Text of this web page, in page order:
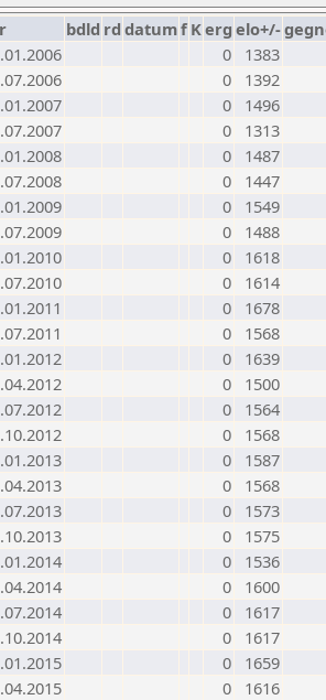
bdld rd datumf Kerg elo+/-
0
1383
0
1392
0
1496
0
1313
0
1487
0
1447
0
1549
0
1488
0
1618
0
1614
0
1678
0
1568
0
1639
0
1500
0
1564
0
1568
0
1587
0
1568
0
1573
0
1575
0
1536
0
1600
0
1617
0
1617
0
1659
0
1616